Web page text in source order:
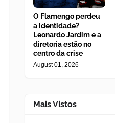
O Flamengo perdeu
a identidade?
Leonardo Jardim e a
diretoria estão no
centro da crise
August 01, 2026
Mais Vistos